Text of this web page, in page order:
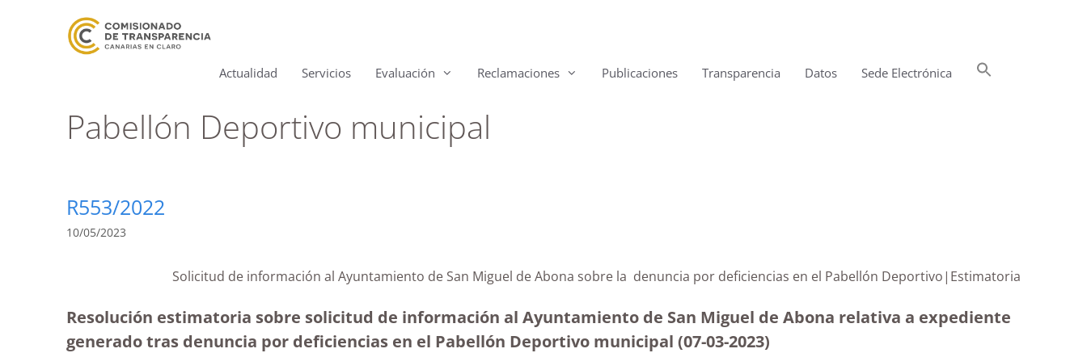
Actualidad Servicios Evaluación Reclamaciones Publicaciones Transparencia Datos Sede Electrónica
Pabellón Deportivo municipal
R553/2022
10/05/2023
Solicitud de información al Ayuntamiento de San Miguel de Abona sobre la denuncia por deficiencias en el Pabellón Deportivo|Estimatoria
Resolución estimatoria sobre solicitud de información al Ayuntamiento de San Miguel de Abona relativa a expediente
generado tras denuncia por deficiencias en el Pabellón Deportivo municipal (07-03-2023)